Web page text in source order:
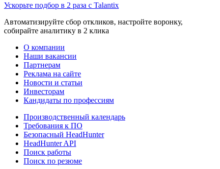
Ускорьте подбор в 2 раза с Talantix
Автоматизируйте сбор откликов, настройте воронку,
собирайте аналитику в 2 клика
О компании
Наши вакансии
Партнерам
Реклама на сайте
Новости и статьи
Инвесторам
Кандидаты по профессиям
Производственный календарь
Требования к ПО
Безопасный HeadHunter
HeadHunter API
Поиск работы
Поиск по резюме